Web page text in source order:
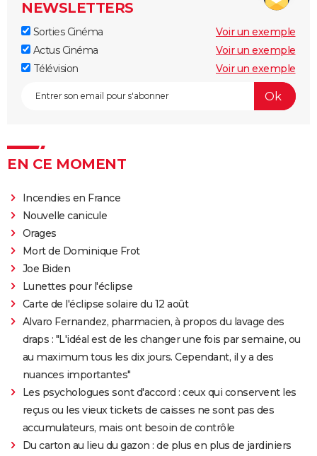
streaming, séances, avis...
13 jours, 13 nuits : la prochaine superproduction
française se dévoile dans une bande-annonce
électrique
Mort sur le Nil : casting, séances, streaming, bande-
annonce, avis...
Insaisissables 3 : de premières images du braquage
Decision to leave
Seven
A Couteaux Tirés : synopsis, casting, streaming, avis,
bande-annonce, interview...
Shutter Island
Zodiac : synopsis, casting, bande-annonce, histoire
vraie, streaming...
Black Swan
Psychose
Le Silence des agneaux
Fight Club
Pulp Fiction
Les Crimes du futur
NEWSLETTERS
Sorties Cinéma
Voir un exemple
Actus Cinéma
Voir un exemple
Télévision
Voir un exemple
EN CE MOMENT
Incendies en France
Nouvelle canicule
Orages
Mort de Dominique Frot
Joe Biden
Lunettes pour l'éclipse
Carte de l'éclipse solaire du 12 août
Alvaro Fernandez, pharmacien, à propos du lavage des
draps : "L'idéal est de les changer une fois par semaine, ou
au maximum tous les dix jours. Cependant, il y a des
nuances importantes"
Les psychologues sont d'accord : ceux qui conservent les
reçus ou les vieux tickets de caisses ne sont pas des
accumulateurs, mais ont besoin de contrôle
Du carton au lieu du gazon : de plus en plus de jardiniers